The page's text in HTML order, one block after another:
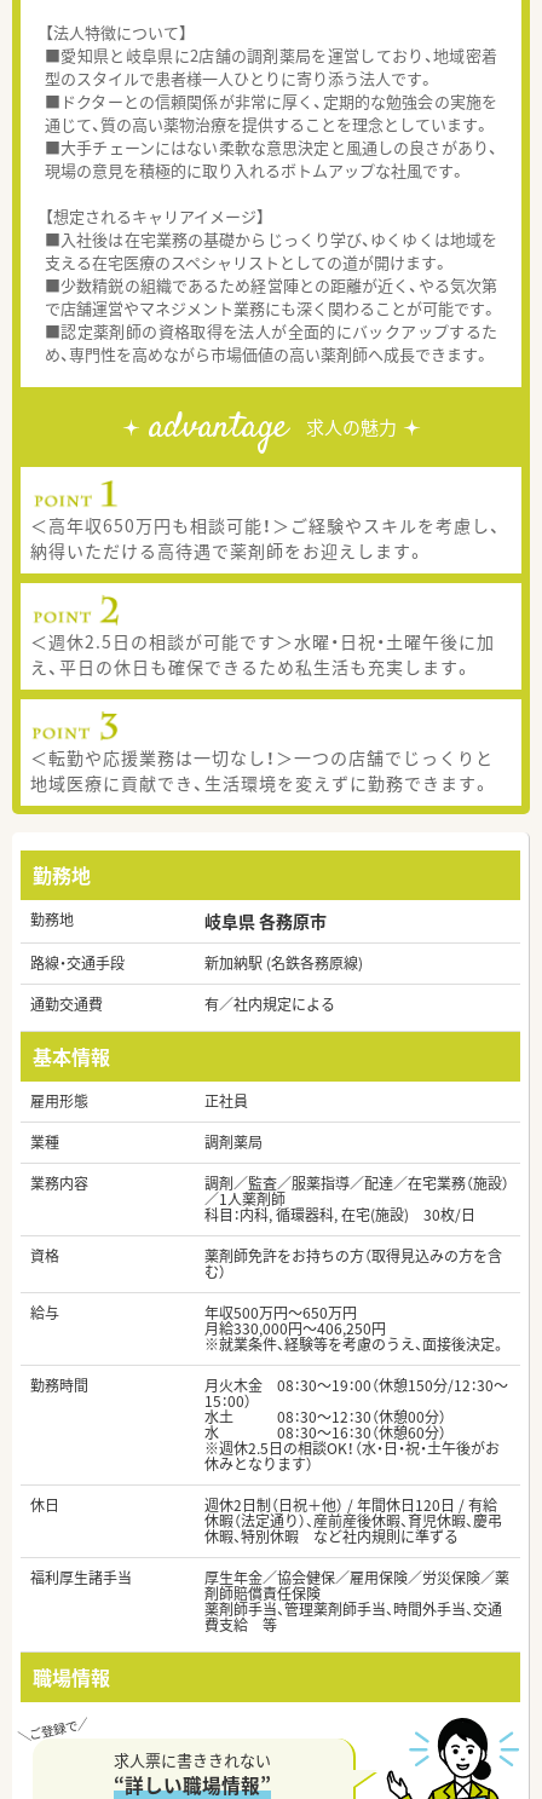
【法人特徴について】
■愛知県と岐阜県に2店舗の調剤薬局を運営しており、地域密着
型のスタイルで患者様一人ひとりに寄り添う法人です。
■ドクターとの信頼関係が非常に厚く、定期的な勉強会の実施を
通じて、質の高い薬物治療を提供することを理念としています。
■大手チェーンにはない柔軟な意思決定と風通しの良さがあり、
現場の意見を積極的に取り入れるボトムアップな社風です。
【想定されるキャリアイメージ】
■入社後は在宅業務の基礎からじっくり学び、ゆくゆくは地域を
支える在宅医療のスペシャリストとしての道が開けます。
■少数精鋭の組織であるため経営陣との距離が近く、やる気次第
で店舗運営やマネジメント業務にも深く関わることが可能です。
■認定薬剤師の資格取得を法人が全面的にバックアップするた
め、専門性を高めながら市場価値の高い薬剤師へ成長できます。
advantage 求人の魅力
＜高年収650万円も相談可能！＞ご経験やスキルを考慮し、
納得いただける高待遇で薬剤師をお迎えします。
＜週休2.5日の相談が可能です＞水曜・日祝・土曜午後に加
え、平日の休日も確保できるため私生活も充実します。
＜転勤や応援業務は一切なし！＞一つの店舗でじっくりと
地域医療に貢献でき、生活環境を変えずに勤務できます。
勤務地
勤務地 岐阜県 各務原市
路線・交通手段
新加納駅 (名鉄各務原線)
通勤交通費
有／社内規定による
基本情報
雇用形態
正社員
業種
調剤薬局
業務内容
調剤／監査／服薬指導／配達／在宅業務（施設）
／1人薬剤師
科目：内科, 循環器科, 在宅(施設) 30枚/日
資格
薬剤師免許をお持ちの方（取得見込みの方を含
む）
給与
年収500万円～650万円
月給330,000円～406,250円
※就業条件、経験等を考慮のうえ、面接後決定。
勤務時間
月火木金 08：30～19：00（休憩150分/12：30～
15：00）
水土 08：30～12：30（休憩00分）
水 08：30～16：30（休憩60分）
※週休2.5日の相談OK！（水・日・祝・土午後がお
休みとなります）
休日
週休2日制（日祝＋他） / 年間休日120日 / 有給
休暇（法定通り）、産前産後休暇、育児休暇、慶弔
休暇、特別休暇 など社内規則に準ずる
福利厚生諸手当
厚生年金／協会健保／雇用保険／労災保険／薬
剤師賠償責任保険
薬剤師手当、管理薬剤師手当、時間外手当、交通
費支給 等
職場情報
求人票に書ききれない
“詳しい職場情報”